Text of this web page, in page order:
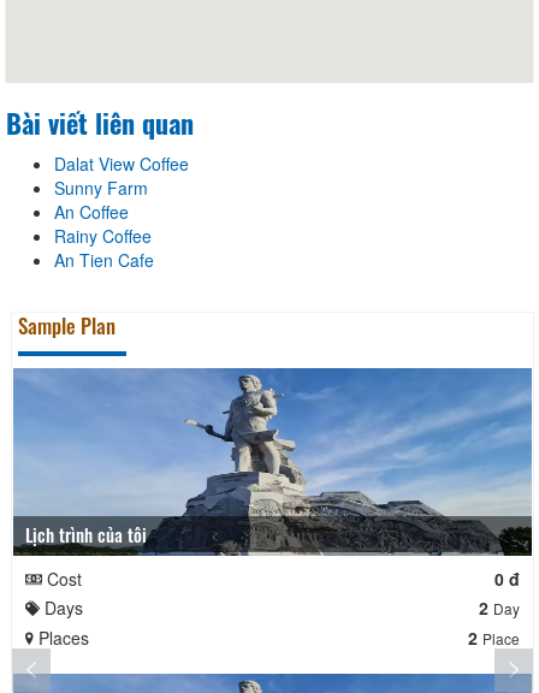
Bài viết liên quan
Dalat View Coffee
Sunny Farm
An Coffee
Rainy Coffee
An Tien Cafe
Sample Plan
Lịch trình của tôi
Cost
0 đ
Days
2 Day
Places 2 Place